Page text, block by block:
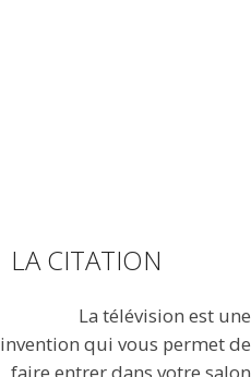
LA CITATION
La télévision est une
invention qui vous permet de